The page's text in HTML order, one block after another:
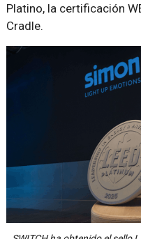
Platino, la certificación
Cradle.